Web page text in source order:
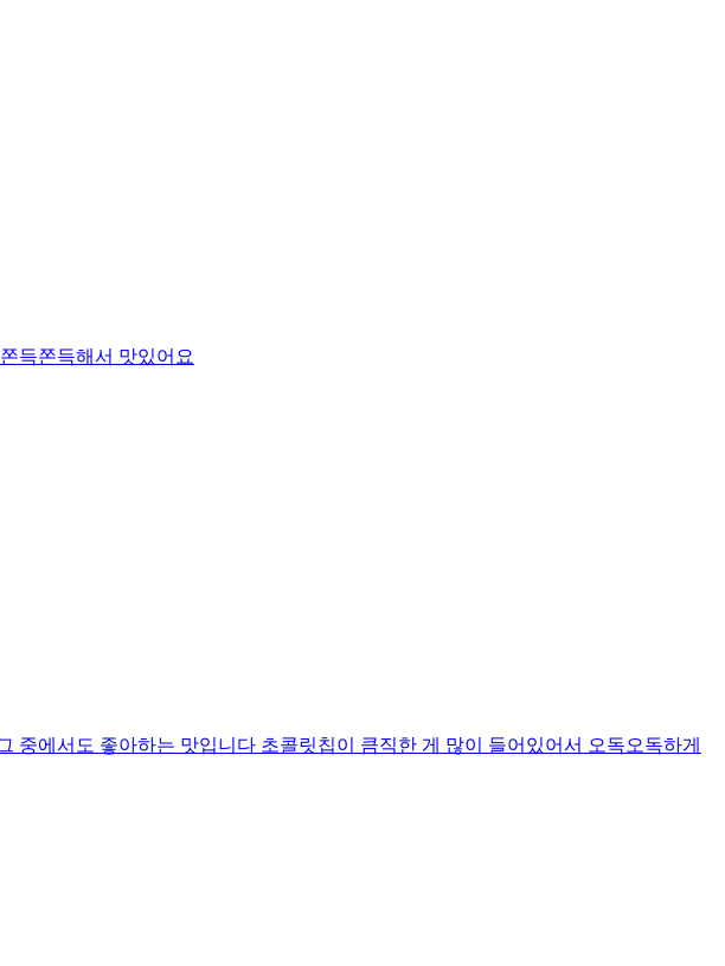
득쫀득해서 맛있어요
에서도 좋아하는 맛입니다 초콜릿칩이 큼직한 게 많이 들어있어서 오독오독하게